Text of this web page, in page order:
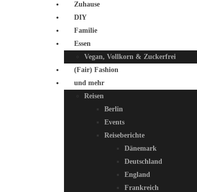
Zuhause
DIY
Familie
Essen
Vegan, Vollkorn & Zuckerfrei
(Fair) Fashion
und mehr
Reisen
Berlin
Events
Reiseberichte
Dänemark
Deutschland
England
Frankreich